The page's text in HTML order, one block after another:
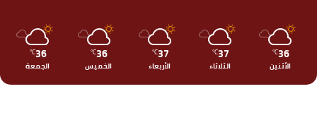
36
℃
الأثنين
37
℃
الثلاثاء
37
℃
الأربعاء
36
℃
الخميس
36
℃
الجمعة